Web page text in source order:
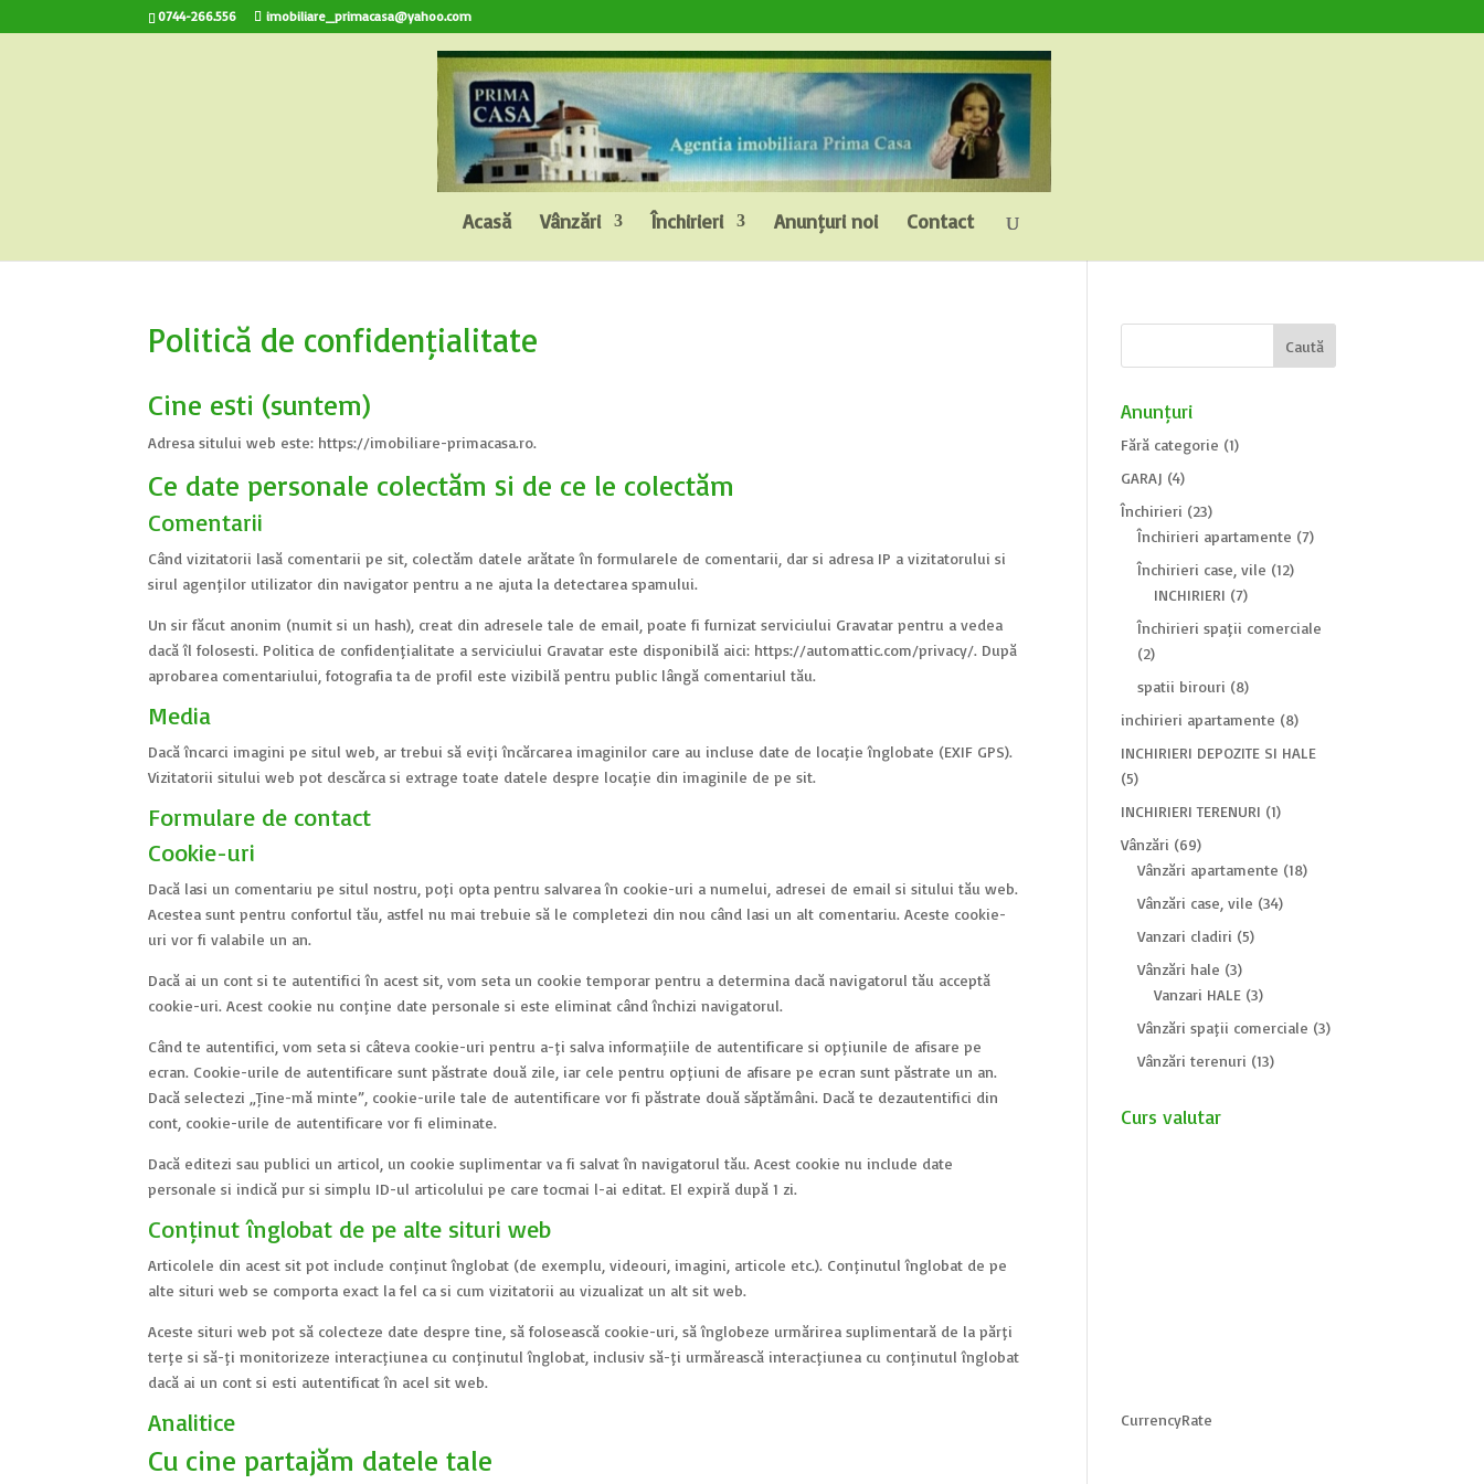
0744-266.556 imobiliare_primacasa@yahoo.com
Acasă Vânzări Închirieri Anunțuri noi Contact
Politică de confidențialitate
Cine ești (suntem)
Adresa sitului web este: https://imobiliare-primacasa.ro.
Ce date personale colectăm și de ce le colectăm
Comentarii
Când vizitatorii lasă comentarii pe sit, colectăm datele arătate în formularele de comentarii, dar și adresa IP a vizitatorului și
șirul agenților utilizator din navigator pentru a ne ajuta la detectarea spamului.
Un șir făcut anonim (numit și un hash), creat din adresele tale de email, poate fi furnizat serviciului Gravatar pentru a vedea
dacă îl folosești. Politica de confidențialitate a serviciului Gravatar este disponibilă aici: https://automattic.com/privacy/. După
aprobarea comentariului, fotografia ta de profil este vizibilă pentru public lângă comentariul tău.
Media
Dacă încarci imagini pe situl web, ar trebui să eviți încărcarea imaginilor care au incluse date de locație înglobate (EXIF GPS).
Vizitatorii sitului web pot descărca și extrage toate datele despre locație din imaginile de pe sit.
Formulare de contact
Cookie-uri
Dacă lași un comentariu pe situl nostru, poți opta pentru salvarea în cookie-uri a numelui, adresei de email și sitului tău web.
Acestea sunt pentru confortul tău, astfel nu mai trebuie să le completezi din nou când lași un alt comentariu. Aceste cookie-
uri vor fi valabile un an.
Dacă ai un cont și te autentifici în acest sit, vom seta un cookie temporar pentru a determina dacă navigatorul tău acceptă
cookie-uri. Acest cookie nu conține date personale și este eliminat când închizi navigatorul.
Când te autentifici, vom seta și câteva cookie-uri pentru a-ți salva informațiile de autentificare și opțiunile de afișare pe
ecran. Cookie-urile de autentificare sunt păstrate două zile, iar cele pentru opțiuni de afișare pe ecran sunt păstrate un an.
Dacă selectezi „Ține-mă minte”, cookie-urile tale de autentificare vor fi păstrate două săptămâni. Dacă te dezautentifici din
cont, cookie-urile de autentificare vor fi eliminate.
Dacă editezi sau publici un articol, un cookie suplimentar va fi salvat în navigatorul tău. Acest cookie nu include date
personale și indică pur și simplu ID-ul articolului pe care tocmai l-ai editat. El expiră după 1 zi.
Conținut înglobat de pe alte situri web
Articolele din acest sit pot include conținut înglobat (de exemplu, videouri, imagini, articole etc.). Conținutul înglobat de pe
alte situri web se comporta exact la fel ca și cum vizitatorii au vizualizat un alt sit web.
Aceste situri web pot să colecteze date despre tine, să folosească cookie-uri, să înglobeze urmărirea suplimentară de la părți
terțe și să-ți monitorizeze interacțiunea cu conținutul înglobat, inclusiv să-ți urmărească interacțiunea cu conținutul înglobat
dacă ai un cont și ești autentificat în acel sit web.
Analitice
Cu cine partajăm datele tale
Anunțuri
Fără categorie (1)
GARAJ (4)
Închirieri (23)
Închirieri apartamente (7)
Închirieri case, vile (12)
INCHIRIERI (7)
Închirieri spații comerciale
(2)
spatii birouri (8)
inchirieri apartamente (8)
INCHIRIERI DEPOZITE SI HALE
(5)
INCHIRIERI TERENURI (1)
Vânzări (69)
Vânzări apartamente (18)
Vânzări case, vile (34)
Vanzari cladiri (5)
Vânzări hale (3)
Vanzari HALE (3)
Vânzări spații comerciale (3)
Vânzări terenuri (13)
Curs valutar
CurrencyRate